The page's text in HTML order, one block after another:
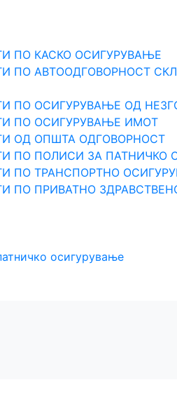
ПО КАСКО ОСИГУРУВАЊЕ
ПО АВТООДГОВОРНОСТ
ПО ОСИГУРУВАЊЕ ОД
ПО ОСИГУРУВАЊЕ ИМОТ
ОД ОПШТА ОДГOВОРНОСТ
ПО ПОЛИСИ ЗА ПАТНИЧКО
ПО ТРАНСПОРТНО
ПО ПРИВАТНО
осигурување